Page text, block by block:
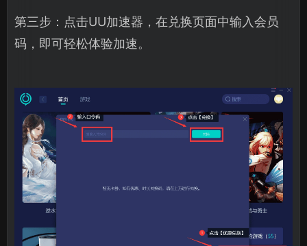
第三步：点击UU加速器，在兑换页面中输入会员
码，即可轻松体验加速。